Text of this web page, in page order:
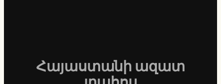
Հայաստանի ազատ